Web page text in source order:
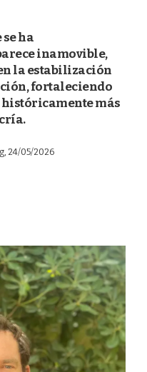
ha
inamovible,
la estabilización
fortaleciendo
más
, 24/05/2026